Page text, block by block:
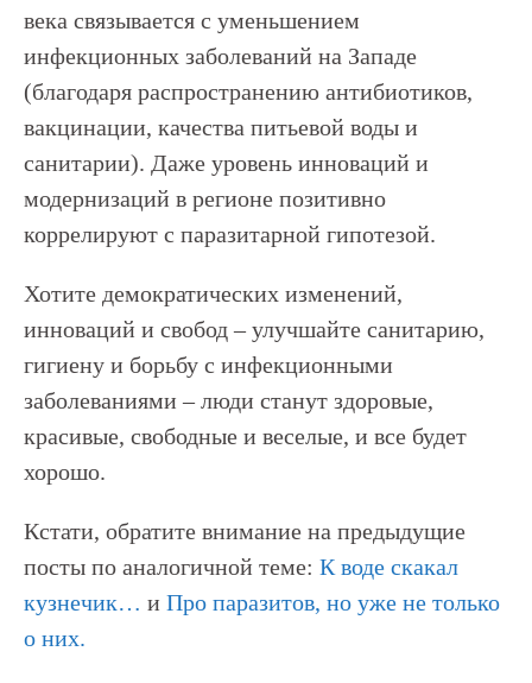
века связывается с уменьшением
инфекционных заболеваний на Западе
(благодаря распространению антибиотиков,
вакцинации, качества питьевой воды и
санитарии). Даже уровень инноваций и
модернизаций в регионе позитивно
коррелируют с паразитарной гипотезой.
Хотите демократических изменений,
инноваций и свобод – улучшайте санитарию,
гигиену и борьбу с инфекционными
заболеваниями – люди станут здоровые,
красивые, свободные и веселые, и все будет
хорошо.
Кстати, обратите внимание на предыдущие
посты по аналогичной теме: К воде скакал
кузнечик… и Про паразитов, но уже не только
о них.